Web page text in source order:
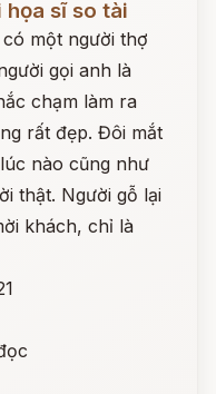
sĩ so tài
một người thợ
gọi anh là
chạm làm ra
rất đẹp. Đôi mắt
nào cũng như
thật. Người gỗ lại
khách, chỉ là